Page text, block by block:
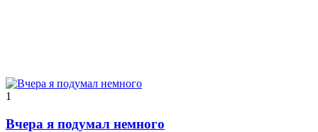
1
Вчера я подумал немного